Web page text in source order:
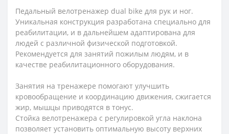
Педальный велотренажер dual bike для рук и ног.
Уникальная конструкция разработана специально для
реабилитации, и в дальнейшем адаптирована для
людей с различной физической подготовкой.
Рекомендуется для занятий пожилым людям, и в
качестве реабилитационного оборудования.
Занятия на тренажере помогают улучшить
кровообращение и координацию движения, сжигается
жир, мышцы приводятся в тонус.
Стойка велотренажера с регулировкой угла наклона
позволяет установить оптимальную высоту верхних